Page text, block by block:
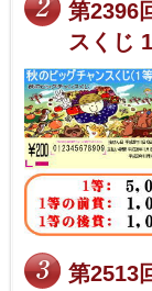
第2396
スくじ
第2513